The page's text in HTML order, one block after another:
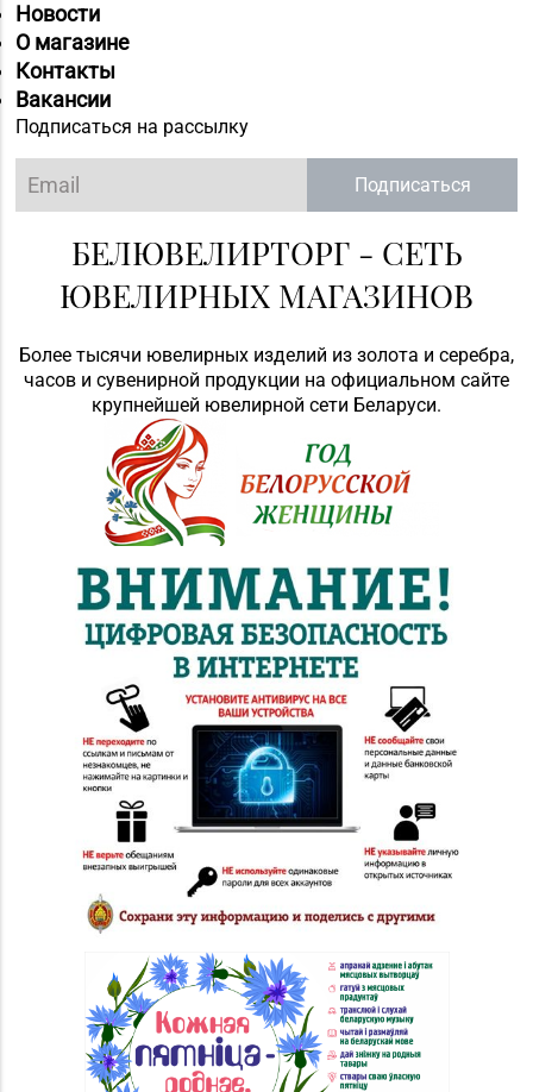
Новости
О магазине
Контакты
Вакансии
Подписаться на рассылку
Подписаться
БЕЛЮВЕЛИРТОРГ - СЕТЬ
ЮВЕЛИРНЫХ МАГАЗИНОВ
Более тысячи ювелирных изделий из золота и серебра,
часов и сувенирной продукции на официальном сайте
крупнейшей ювелирной сети Беларуси.